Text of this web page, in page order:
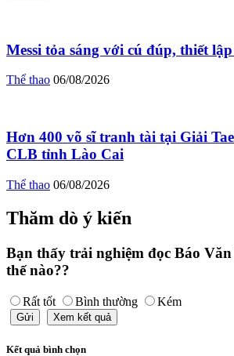
Messi tỏa sáng với cú đúp, thiết
Thể thao 06/08/2026
Hơn 400 võ sĩ tranh tài tại Giải
CLB tỉnh Lào Cai
Thể thao 06/08/2026
Thăm dò ý kiến
Bạn thấy trải nghiệm đọc Báo
thế nào??
Rất tốt Bình thường Kém
Gửi Xem kết quả
Kết quả bình chọn